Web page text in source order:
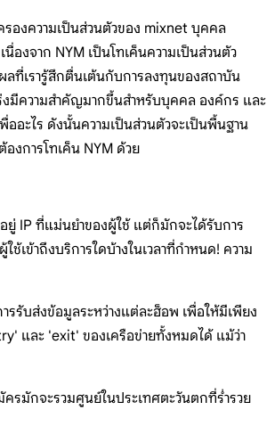
รองความเป็นส่วนตัวของ mixnet บุคคล
องจาก NYM เป็นโทเค็นความเป็นส่วนตัว
ลที่เรารู้สึกตื่นเต้นกับการลงทุนของสถาบัน
งมีความสำคัญมากขึ้นสำหรับบุคคล องค์กร และ
ออะไร ดังนั้นความเป็นส่วนตัวจะเป็นพื้นฐาน
งการโทเค็น NYM ด้วย
ยู่ IP ที่แม่นยำของผู้ใช้ แต่ก็มักจะได้รับการ
เข้าถึงบริการใดบ้างในเวลาที่กำหนด! ความ
รับส่งข้อมูลระหว่างแต่ละฮ็อพ เพื่อให้มีเพียง
และ 'exit' ของเครือข่ายทั้งหมดได้ แม้ว่า
ครมักจะรวมศูนย์ในประเทศตะวันตกที่ร่ำรวย